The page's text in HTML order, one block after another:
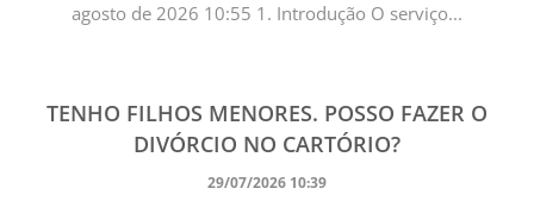
agosto de 2026 10:55 1. Introdução O serviço...
TENHO FILHOS MENORES. POSSO FAZER O
DIVÓRCIO NO CARTÓRIO?
29/07/2026 10:39